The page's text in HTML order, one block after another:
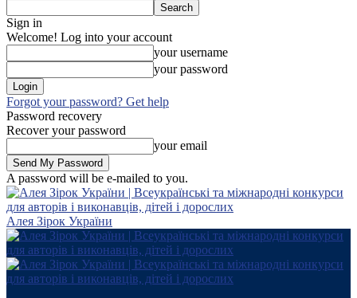
Sign in
Welcome! Log into your account
your username
your password
Forgot your password? Get help
Password recovery
Recover your password
your email
A password will be e-mailed to you.
Алея Зірок України